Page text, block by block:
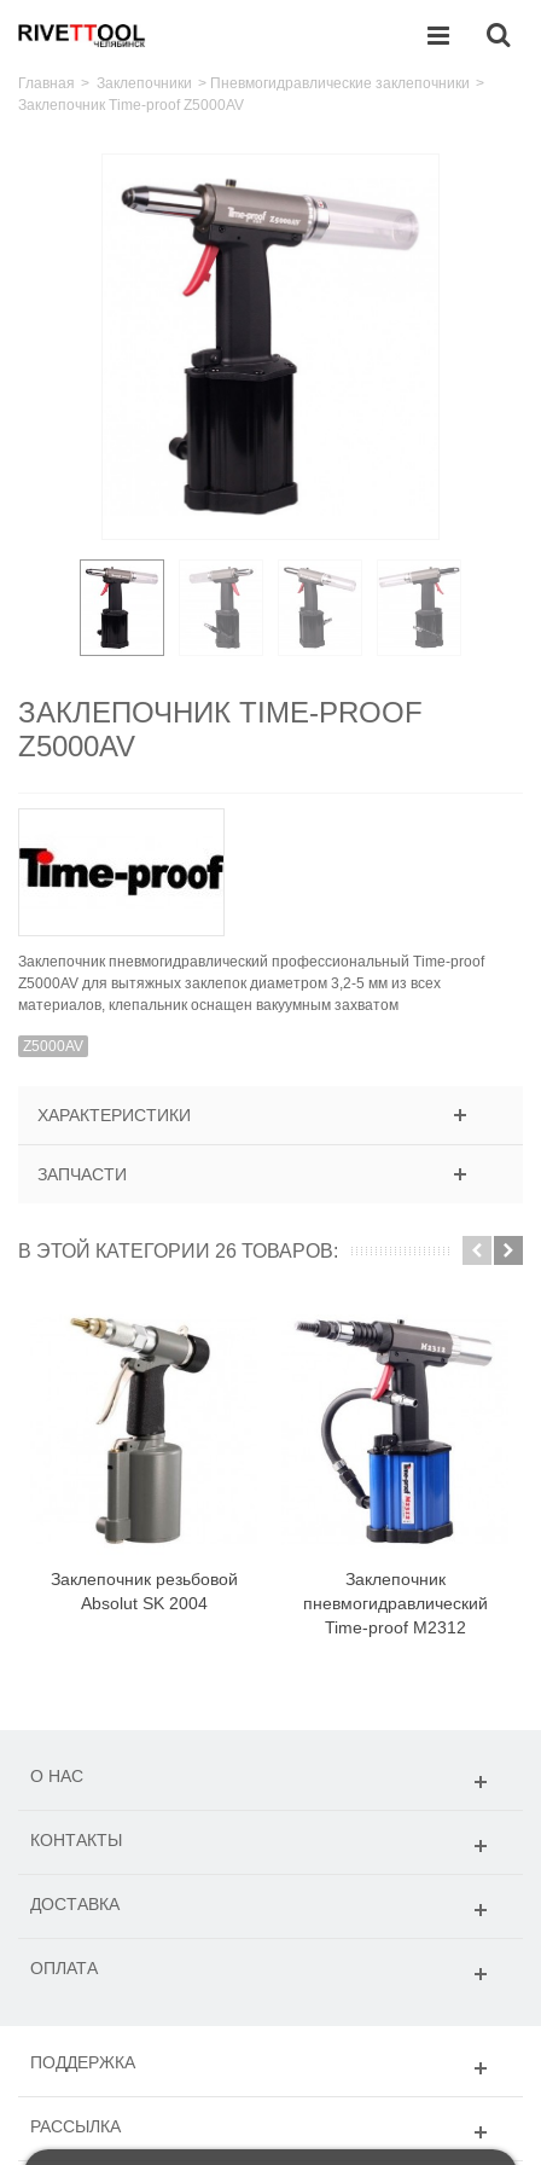
Главная > Заклепочники > Пневмогидравлические заклепочники >
Заклепочник Time-proof Z5000AV
ЗАКЛЕПОЧНИК TIME-PROOF
Z5000AV
Заклепочник пневмогидравлический профессиональный Time-proof
Z5000AV для вытяжных заклепок диаметром 3,2-5 мм из всех
материалов, клепальник оснащен вакуумным захватом
Z5000AV
ХАРАКТЕРИСТИКИ
ЗАПЧАСТИ
В ЭТОЙ КАТЕГОРИИ 26 ТОВАРОВ:
Заклепочник резьбовой
Absolut SK 2004
Заклепочник
пневмогидравлический
Time-proof M2312
О НАС
КОНТАКТЫ
ДОСТАВКА
ОПЛАТА
ПОДДЕРЖКА
РАССЫЛКА